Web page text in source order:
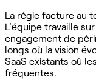
La régie facture au
L'équipe travaille
engagement de
longs où la vision
SaaS existants où
fréquentes.